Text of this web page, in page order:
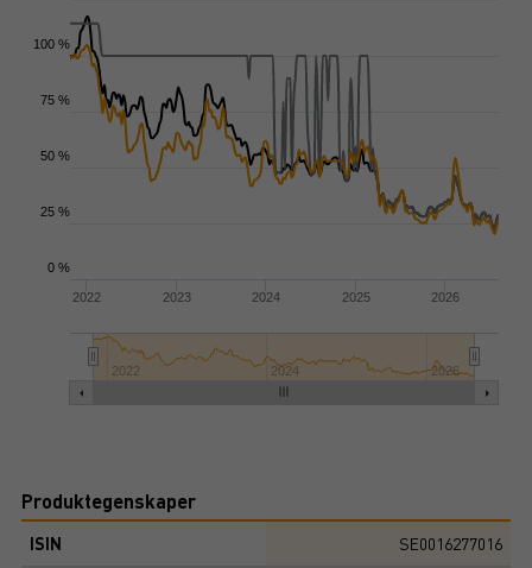
2022 2023 2024 2025 2026
2022 2024 2026
0 %
25 %
50 %
75 %
100 %
Produktegenskaper
ISIN SE0016277016